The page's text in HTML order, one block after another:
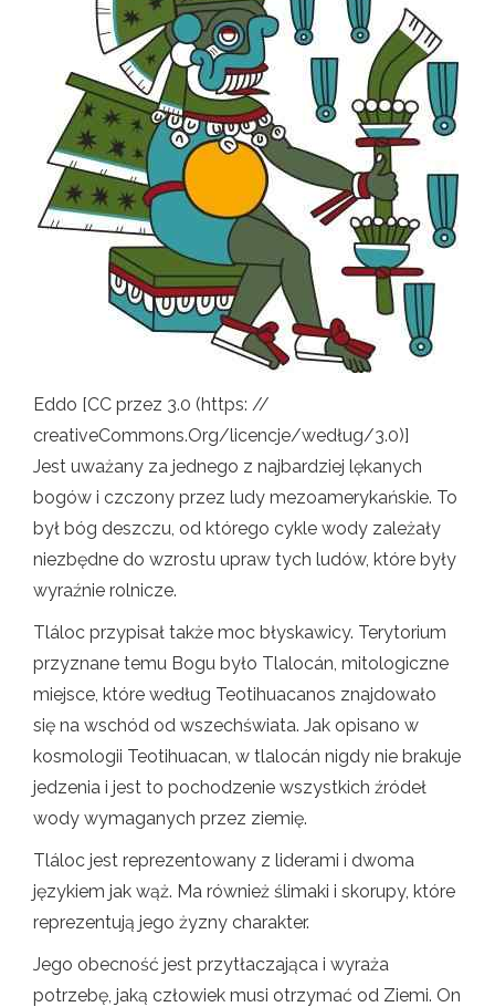
Eddo [CC przez 3.0 (https: //
creativeCommons.Org/licencje/według/3.0)]
Jest uważany za jednego z najbardziej lękanych
bogów i czczony przez ludy mezoamerykańskie. To
był bóg deszczu, od którego cykle wody zależały
niezbędne do wzrostu upraw tych ludów, które były
wyraźnie rolnicze.
Tláloc przypisał także moc błyskawicy. Terytorium
przyznane temu Bogu było Tlalocán, mitologiczne
miejsce, które według Teotihuacanos znajdowało
się na wschód od wszechświata. Jak opisano w
kosmologii Teotihuacan, w tlalocán nigdy nie brakuje
jedzenia i jest to pochodzenie wszystkich źródeł
wody wymaganych przez ziemię.
Tláloc jest reprezentowany z liderami i dwoma
językiem jak wąż. Ma również ślimaki i skorupy, które
reprezentują jego żyzny charakter.
Jego obecność jest przytłaczająca i wyraża
potrzebę, jaką człowiek musi otrzymać od Ziemi. On